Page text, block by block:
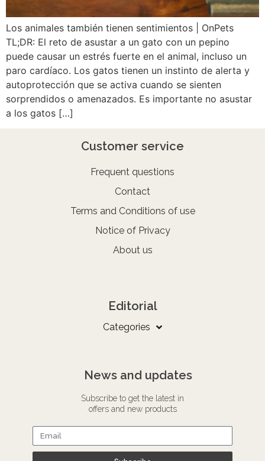
Los animales también tienen sentimientos | OnPets
TL;DR: El reto de asustar a un gato con un pepino
puede causar un estrés fuerte en el animal, incluso un
paro cardíaco. Los gatos tienen un instinto de alerta y
autoprotección que se activa cuando se sienten
sorprendidos o amenazados. Es importante no asustar
a los gatos […]
Customer service
Frequent questions
Contact
Terms and Conditions of use
Notice of Privacy
About us
Editorial
Categories
News and updates
Subscribe to get the latest in
offers and new products